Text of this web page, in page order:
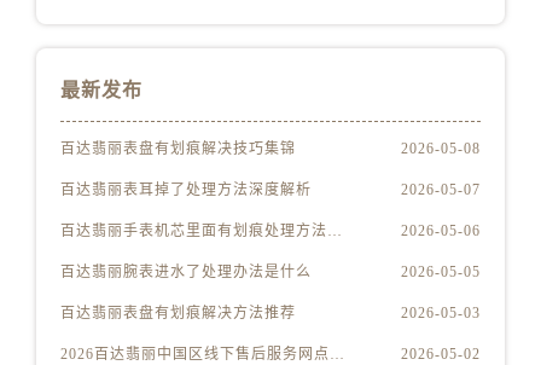
山东省莱芜市文化南路8号银座商城名表维修一楼名表维修百达翡丽售后服务中心（需提前预约）
最新发布
百达翡丽表盘有划痕解决技巧集锦 2026-05-08
百达翡丽表耳掉了处理方法深度解析 2026-05-07
百达翡丽手表机芯里面有划痕处理方法详解 2026-05-06
百达翡丽腕表进水了处理办法是什么 2026-05-05
百达翡丽表盘有划痕解决方法推荐 2026-05-03
2026百达翡丽中国区线下售后服务网点升级优化公告（最新电话及地址） 2026-05-02